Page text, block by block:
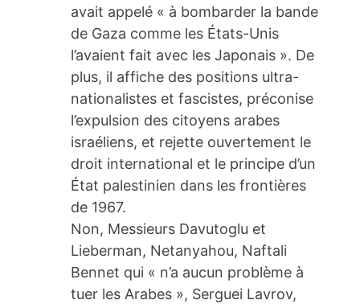
avait appelé « à bombarder la bande
de Gaza comme les États-Unis
l’avaient fait avec les Japonais ». De
plus, il affiche des positions ultra-
nationalistes et fascistes, préconise
l’expulsion des citoyens arabes
israéliens, et rejette ouvertement le
droit international et le principe d’un
État palestinien dans les frontières
de 1967.
Non, Messieurs Davutoglu et
Lieberman, Netanyahou, Naftali
Bennet qui « n’a aucun problème à
tuer les Arabes », Serguei Lavrov,